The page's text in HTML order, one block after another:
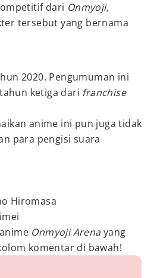
dari Onmyoji,
tersebut yang bernama
2020. Pengumuman ini
ketiga dari franchise
anime ini pun juga tidak
para pengisi suara
Hiromasa
Onmyoji Arenayang
komentar di bawah!